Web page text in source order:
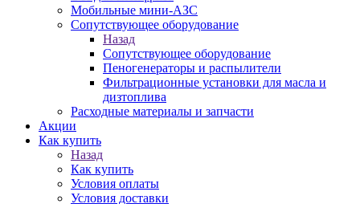
Мобильные мини-АЗС
Сопутствующее оборудование
Назад
Сопутствующее оборудование
Пеногенераторы и распылители
Фильтрационные установки для масла и
дизтоплива
Расходные материалы и запчасти
Акции
Как купить
Назад
Как купить
Условия оплаты
Условия доставки